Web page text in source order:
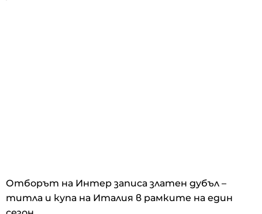
Отборът на Интер записа златен дубъл –
титла и купа на Италия в рамките на един